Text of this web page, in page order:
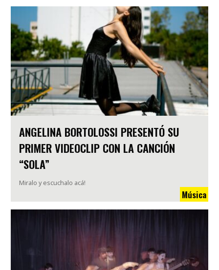
ANGELINA BORTOLOSSI PRESENTÓ SU
PRIMER VIDEOCLIP CON LA CANCIÓN
“SOLA”
Miralo y escuchalo acá!
Música